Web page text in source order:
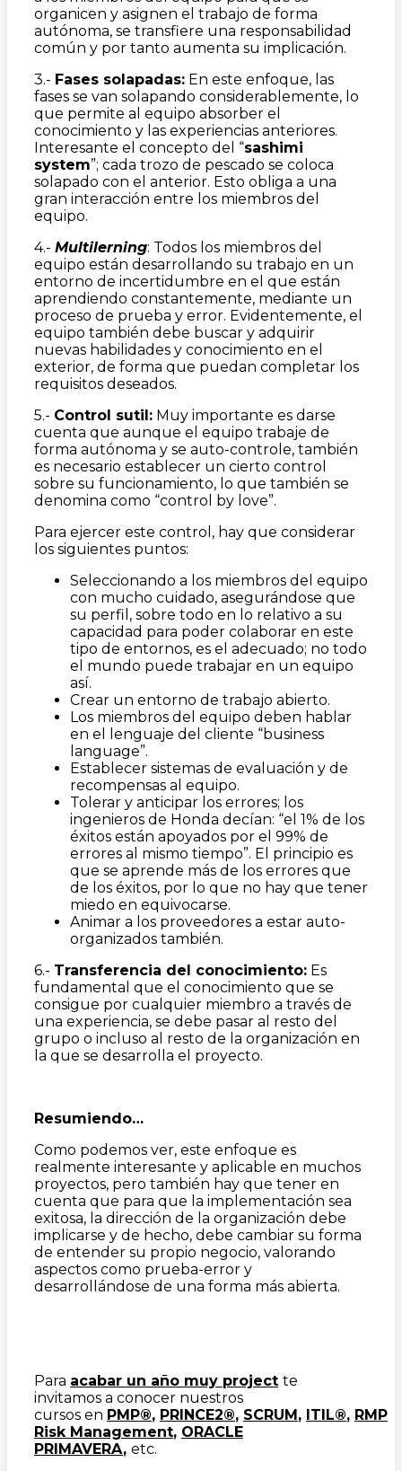
organicen y asignen el trabajo de forma
autónoma, se transfiere una responsabilidad
común y por tanto aumenta su implicación.
3.- Fases solapadas: En este enfoque, las
fases se van solapando considerablemente, lo
que permite al equipo absorber el
conocimiento y las experiencias anteriores.
Interesante el concepto del “sashimi
system”; cada trozo de pescado se coloca
solapado con el anterior. Esto obliga a una
gran interacción entre los miembros del
equipo.
4.- Multilerning: Todos los miembros del
equipo están desarrollando su trabajo en un
entorno de incertidumbre en el que están
aprendiendo constantemente, mediante un
proceso de prueba y error. Evidentemente, el
equipo también debe buscar y adquirir
nuevas habilidades y conocimiento en el
exterior, de forma que puedan completar los
requisitos deseados.
5.- Control sutil: Muy importante es darse
cuenta que aunque el equipo trabaje de
forma autónoma y se auto-controle, también
es necesario establecer un cierto control
sobre su funcionamiento, lo que también se
denomina como “control by love”.
Para ejercer este control, hay que considerar
los siguientes puntos:
Seleccionando a los miembros del equipo
con mucho cuidado, asegurándose que
su perfil, sobre todo en lo relativo a su
capacidad para poder colaborar en este
tipo de entornos, es el adecuado; no todo
el mundo puede trabajar en un equipo
así.
Crear un entorno de trabajo abierto.
Los miembros del equipo deben hablar
en el lenguaje del cliente “business
language”.
Establecer sistemas de evaluación y de
recompensas al equipo.
Tolerar y anticipar los errores; los
ingenieros de Honda decían: “el 1% de los
éxitos están apoyados por el 99% de
errores al mismo tiempo”. El principio es
que se aprende más de los errores que
de los éxitos, por lo que no hay que tener
miedo en equivocarse.
Animar a los proveedores a estar auto-
organizados también.
6.- Transferencia del conocimiento: Es
fundamental que el conocimiento que se
consigue por cualquier miembro a través de
una experiencia, se debe pasar al resto del
grupo o incluso al resto de la organización en
la que se desarrolla el proyecto.
Resumiendo…
Como podemos ver, este enfoque es
realmente interesante y aplicable en muchos
proyectos, pero también hay que tener en
cuenta que para que la implementación sea
exitosa, la dirección de la organización debe
implicarse y de hecho, debe cambiar su forma
de entender su propio negocio, valorando
aspectos como prueba-error y
desarrollándose de una forma más abierta.
Para acabar un año muy project te
invitamos a conocer nuestros
cursos en PMP®, PRINCE2®, SCRUM, ITIL®, RMP
Risk Management, ORACLE
PRIMAVERA, etc.